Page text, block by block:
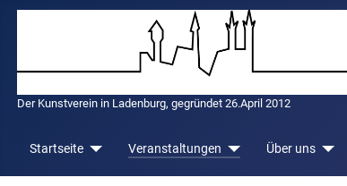
Der Kunstverein in Ladenburg, gegründet 26.April 2012
Startseite Veranstaltungen Über uns